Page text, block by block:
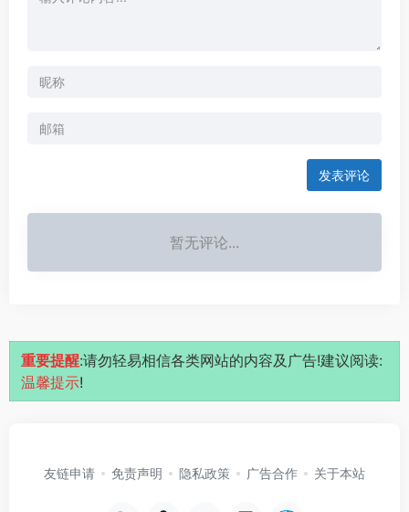
发表评论
暂无评论...
重要提醒:请勿轻易相信各类网站的内容及广告!建议阅读:
温馨提示!
友链申请 免责声明 隐私政策 广告合作 关于本站